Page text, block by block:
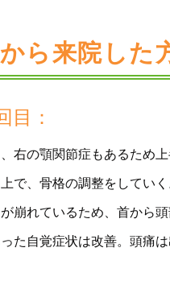
ら来院した
目：
右の顎関節症もあるため上
で、骨格の調整をしていく
崩れているため、首から
た自覚症状は改善。頭痛は